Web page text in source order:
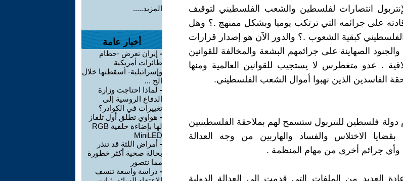
انتصارات لفلسطين والشعب الفلسطيني لتوقيف
على جرائمه التي ترتكب يوميا وبشكل ممنهج .؟ وهل
كبقية الشعوب .؟ والدور الآن هو إصدار قرارات
الصهاينة على جرائمهم البشعة والمخالفة للقوانين
. عدو متغطرس لا يستجيب للقوانين العالمية ومنها
الفاسدين الذين نهبوا أموال الشعب الفلسطيني.
دولة فلسطين للنتربول ستسمح لهم بملاحقة الفلسطينيين
بقضايا الاختلاس والفساد والهاربين من وجه العدالة
جرائم أخرى من مهام المنظمة .
العديد من الملفات التي قدمت إلى العدالة الدولية
المزيد.....
أخبار عامة
- إيران تعرض -حطام
طائرات أمريكية
وإسرائيلية- أسقطتها خلال
الح ...
- لماذا احتاجت وزارة
الدفاع الروسية إلى
تغييرات في الكوادر؟
- هواوي تطلق أول تلفاز
لها بإضاءة خلفية RGB
MiniLED
- أمراض اللثة قد تنذر
بحالة صحية أكثر خطورة
مما نتصور
- دراسة واسعة تنسف